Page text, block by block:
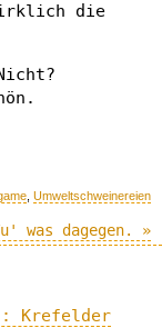
die
Umweltschweinereien
was dagegen. »
Krefelder